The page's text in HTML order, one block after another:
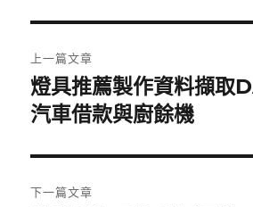
章
導
覽
上一篇文章
上
一
文
章:
燈具推薦製作資料擷取
汽車借款與廚餘機
下一篇文章